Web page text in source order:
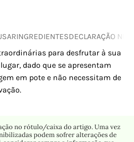
INGREDIENTESDECLARAÇÃO
para desfrutar à sua
dado que se apresentam
em pote e não necessitam de
no rótulo/caixa do artigo. Uma vez
podem sofrer alterações de